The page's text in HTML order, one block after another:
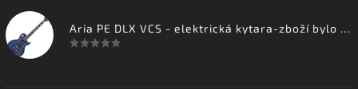
Aria PE DLX VCS - elektrická kytara-zboží bylo vystaveno na prodejně